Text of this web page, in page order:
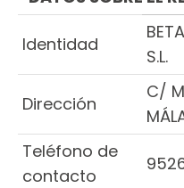
Identidad
S.L.
Dirección
C/
Teléfono de
contacto